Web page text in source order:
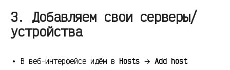
3. Добавляем свои серверы/
устройства
В веб-интерфейсе идём в Hosts → Add host